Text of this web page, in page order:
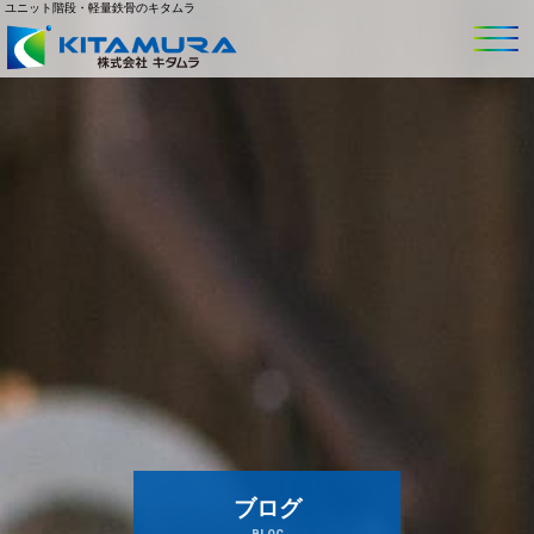
ユニット階段・軽量鉄骨のキタムラ
ブログ